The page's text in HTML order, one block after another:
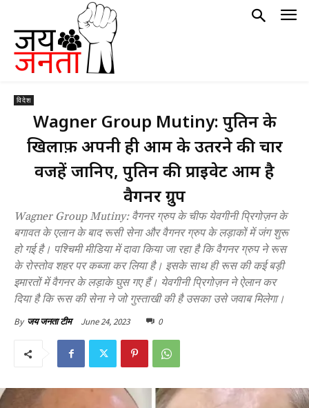
विदेश
Wagner Group Mutiny: पुतिन के
खिलाफ़ अपनी ही आर्मी के उतरने की चार
वजहें जानिए, पुतिन की प्राइवेट आर्मी है
वैगनर ग्रुप
Wagner Group Mutiny: वैगनर ग्रुप के चीफ येवगीनी प्रिगोज़न के
बगावत के एलान के बाद रूसी सेना और वैगनर ग्रुप के लड़ाकों में जंग शुरू
हो गई है। पश्चिमी मीडिया में दावा किया जा रहा है कि वैगनर ग्रुप ने रूस
के रोस्तोव शहर पर कब्जा कर लिया है। इसके साथ ही रूस की कई बड़ी
इमारतों में वैगनर के लड़ाके घुस गए हैं। येवगीनी प्रिगोज़न ने ऐलान कर
दिया है कि रूस की सेना ने जो गुस्ताखी की है उसका उसे जवाब मिलेगा।
By जय जनता टीम June 24, 2023 0